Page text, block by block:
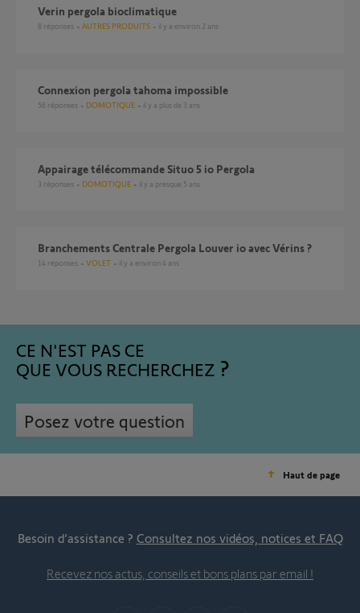
verin pergola bioclimatique
8 réponses AUTRES PRODUITS il y a environ 2 ans
Connexion pergola tahoma impossible
56 réponses DOMOTIQUE il y a plus de 3 ans
Appairage télécommande Situo 5 io Pergola
3 réponses DOMOTIQUE il y a presque 5 ans
Branchements Centrale Pergola Louver io avec Vérins ?
14 réponses VOLET il y a environ 4 ans
CE N'EST PAS CE
QUE VOUS RECHERCHEZ
Posez votre question
Haut de page
Besoin d’assistance ? Consultez nos vidéos, notices et FAQ
Recevez nos actus, conseils et bons plans par email !